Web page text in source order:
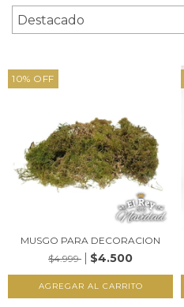
10% OFF
MUSGO PARA DECORACION
$4.999
$4.500